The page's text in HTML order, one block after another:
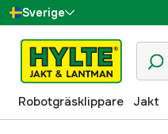
Sverige
Danmark
Suomi
Norge
Robotgräsklippare Jakt